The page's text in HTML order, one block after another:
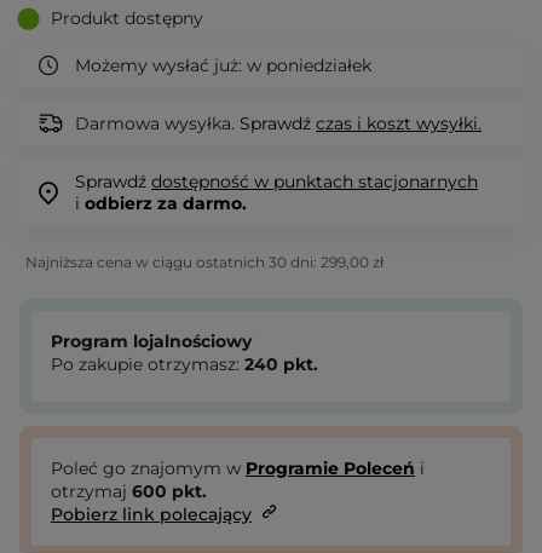
Produkt dostępny
Możemy wysłać już: w poniedziałek
Darmowa wysyłka. Sprawdź czas i koszt wysyłki.
Sprawdź dostępność w punktach stacjonarnych
i odbierz za darmo.
Najniższa cena w ciągu ostatnich 30 dni: 299,00 zł
Program lojalnościowy
Po zakupie otrzymasz: 240 pkt.
Poleć go znajomym w Programie Poleceń i
otrzymaj 600 pkt.
Pobierz link polecający